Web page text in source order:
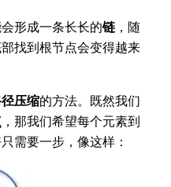
形成一条长长的链 ，随
找到根节点会变得越来
压缩的方法。既然我们
，那我们希望每个元素到
需要一步，像这样：